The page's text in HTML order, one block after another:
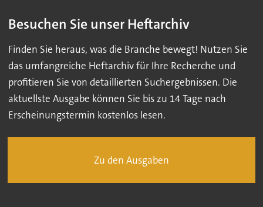
Besuchen Sie unser Heftarchiv
Finden Sie heraus, was die Branche bewegt! Nutzen Sie
das umfangreiche Heftarchiv für Ihre Recherche und
profitieren Sie von detaillierten Suchergebnissen. Die
aktuellste Ausgabe können Sie bis zu 14 Tage nach
Erscheinungstermin kostenlos lesen.
Zu den Ausgaben